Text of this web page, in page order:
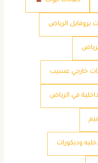
بروفايل الرياض
خارجي عسيب
في الرياض
وديكورات